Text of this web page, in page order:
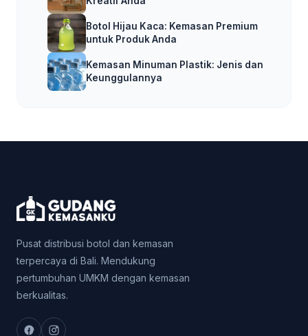
Botol Hijau Kaca: Kemasan Premium
untuk Produk Anda
Kemasan Minuman Plastik: Jenis dan
Keunggulannya
Pusat distribusi botol dan kemasan
terpercaya di Bali. Mendukung
pertumbuhan UMKM dengan kemasan
berkualitas.